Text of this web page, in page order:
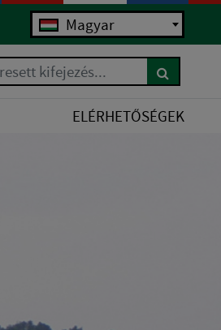
Magyar
kifejezés...
ELÉRHETŐSÉGEK